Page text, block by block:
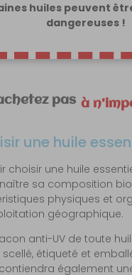
huiles peuvent
dangereuses !
N'achetez pas à
une huile
choisir une huile
sa composition
physiques et
géographique.
anti-UV de toute
scellé, étiqueté et
également